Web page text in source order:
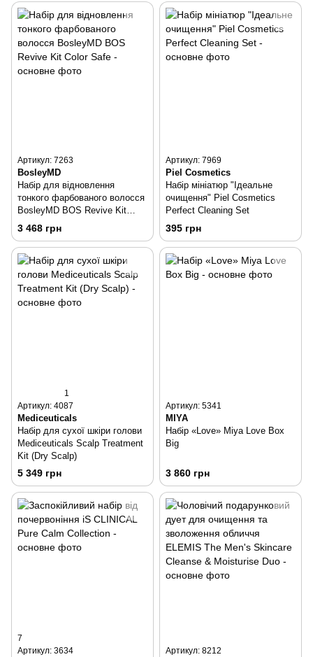
Артикул: 7263
BosleyMD
Набір для відновлення
тонкого фарбованого волосся
BosleyMD BOS Revive Kit
Color Safe
3 468 грн
Артикул: 7969
Piel Cosmetics
Набір мініатюр "Ідеальне
очищення" Piel Cosmetics
Perfect Cleaning Set
395 грн
1
Артикул: 4087
Mediceuticals
Набір для сухої шкіри голови
Mediceuticals Scalp Treatment
Kit (Dry Scalp)
5 349 грн
Артикул: 5341
MIYA
Набір «Love» Miya Love Box
Big
3 860 грн
7
Артикул: 3634
Артикул: 8212